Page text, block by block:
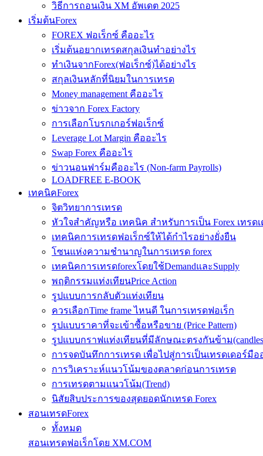
วิธีการถอนเงิน XM อัพเดต 2025
เริ่มต้นForex
FOREX ฟอเร็กซ์ คืออะไร
เริ่มต้นอยากเทรดสกุลเงินทำอย่างไร
ทำเงินจากForex(ฟอเร็กซ์)ได้อย่างไร
สกุลเงินหลักที่นิยมในการเทรด
Money management คืออะไร
ข่าวจาก Forex Factory
การเลือกโบรกเกอร์ฟอเร็กซ์
Leverage Lot Margin คืออะไร
Swap Forex คืออะไร
ข่าวนอนฟาร์มคืออะไร (Non-farm Payrolls)
LOADFREE E-BOOK
เทคนิคForex
จิตวิทยาการเทรด
หัวใจสำคัญหรือ เทคนิค สำหรับการเป็น Forex เทรดเ
เทคนิคการเทรดฟอเร็กซ์ให้ได้กำไรอย่างยั่งยืน
โซนแห่งความชำนาญในการเทรด forex
เทคนิคการเทรดforexโดยใช้DemandและSupply
พฤติกรรมแท่งเทียนPrice Action
รูปแบบการกลับตัวแท่งเทียน
ควรเลือกTime frame ไหนดี ในการเทรดฟอเร็ก
รูปแบบราคาที่จะเข้าซื้อหรือขาย (Price Pattern)
รูปแบบกราฟแท่งเทียนที่มีลักษณะตรงกันข้าม
การจดบันทึกการเทรด เพื่อไปสู่การเป็นเทรดเดอร์มื
การวิเคราะห์แนวโน้มของตลาดก่อนการเทรด
การเทรดตามแนวโน้ม(Trend)
นิสัยสิบประการของสุดยอดนักเทรด Forex
สอนเทรดForex
ทั้งหมด
สอนเทรดฟอเร็กโดย XM.COM